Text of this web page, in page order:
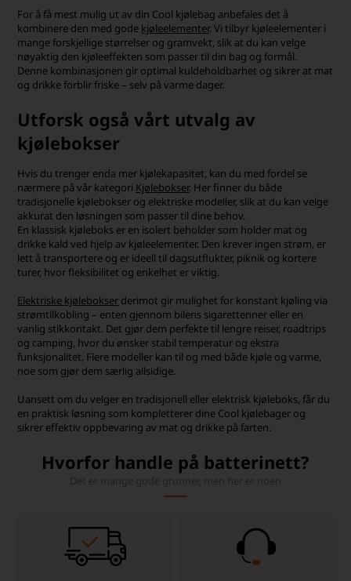
For å få mest mulig ut av din Cool kjølebag anbefales det å
kombinere den med gode kjøleelementer. Vi tilbyr kjøleelementer i
mange forskjellige størrelser og gramvekt, slik at du kan velge
nøyaktig den kjøleeffekten som passer til din bag og formål.
Denne kombinasjonen gir optimal kuldeholdbarhet og sikrer at mat
og drikke forblir friske – selv på varme dager.
Utforsk også vårt utvalg av
kjølebokser
Hvis du trenger enda mer kjølekapasitet, kan du med fordel se
nærmere på vår kategori Kjølebokser. Her finner du både
tradisjonelle kjølebokser og elektriske modeller, slik at du kan velge
akkurat den løsningen som passer til dine behov.
En klassisk kjøleboks er en isolert beholder som holder mat og
drikke kald ved hjelp av kjøleelementer. Den krever ingen strøm, er
lett å transportere og er ideell til dagsutflukter, piknik og kortere
turer, hvor fleksibilitet og enkelhet er viktig.
Elektriske kjølebokser derimot gir mulighet for konstant kjøling via
strømtilkobling – enten gjennom bilens sigarettenner eller en
vanlig stikkontakt. Det gjør dem perfekte til lengre reiser, roadtrips
og camping, hvor du ønsker stabil temperatur og ekstra
funksjonalitet. Flere modeller kan til og med både kjøle og varme,
noe som gjør dem særlig allsidige.
Uansett om du velger en tradisjonell eller elektrisk kjøleboks, får du
en praktisk løsning som kompletterer dine Cool kjølebager og
sikrer effektiv oppbevaring av mat og drikke på farten.
Hvorfor handle på batterinett?